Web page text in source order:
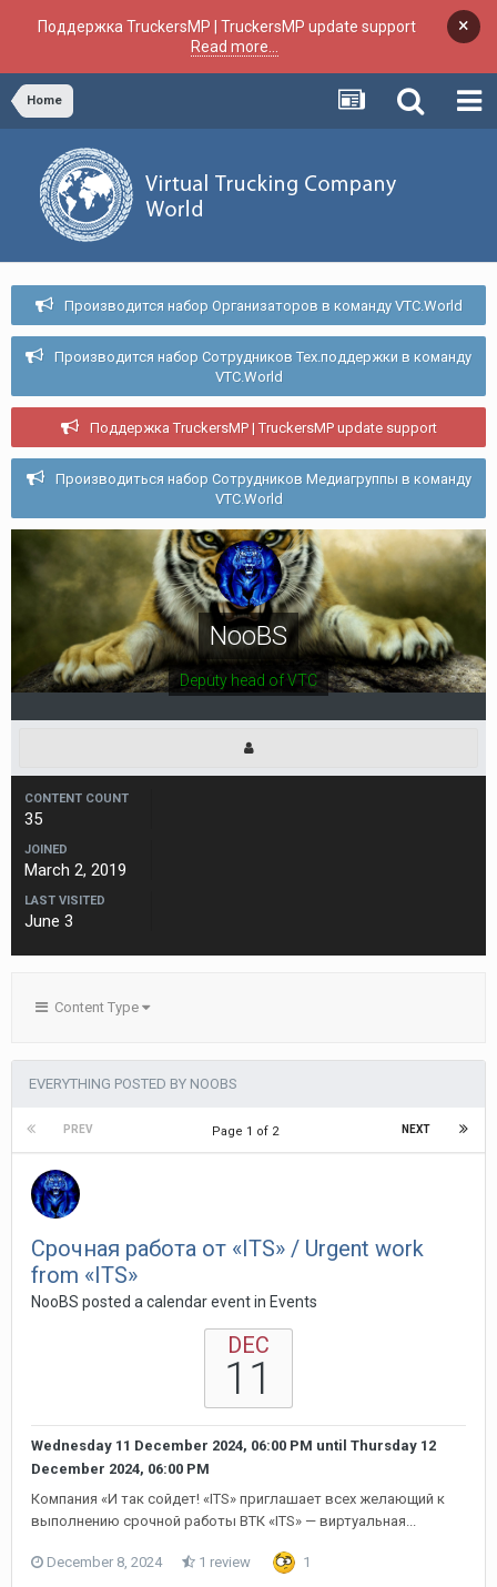
Поддержка TruckersMP | TruckersMP update support
Read more...
×
Home
Производится набор Организаторов в команду VTC.World
Производится набор Сотрудников Тех.поддержки в команду
VTC.World
Поддержка TruckersMP | TruckersMP update support
Производиться набор Сотрудников Медиагруппы в команду
VTC.World
NooBS
Deputy head of VTС
CONTENT COUNT
35
JOINED
March 2, 2019
LAST VISITED
June 3
Content Type
EVERYTHING POSTED BY NOOBS
PREV NEXT
Page 1 of 2
Срочная работа от «ITS» / Urgent work
from «ITS»
NooBS posted a calendar event in Events
DEC
11
Wednesday 11 December 2024, 06:00 PM until Thursday 12
December 2024, 06:00 PM
Компания «И так сойдет! «ITS» приглашает всех желающий к
выполнению срочной работы ВТК «ITS» — виртуальная...
December 8, 2024 1 review 1